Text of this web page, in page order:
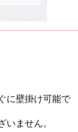
に壁掛け可能で
ません。